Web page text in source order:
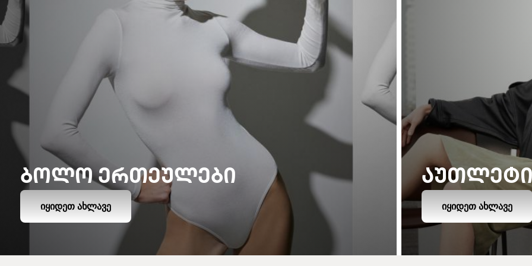
ᲑᲝᲚᲝ ᲔᲠᲗᲔᲣᲚᲔᲑᲘ
ᲘᲧᲘᲓᲔᲗ ᲐᲮᲚᲐᲕᲔ ᲘᲧᲘᲓᲔᲗ ᲐᲮᲚᲐᲕᲔ